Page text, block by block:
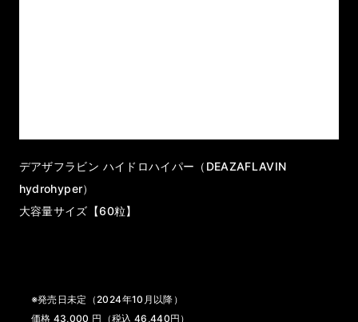
デアザフラビン ハイドロハイパー（DEAZAFLAVIN
hydrohyper）
大容量サイズ【60粒】
※発売日未定（2024年10月以降）
価格 43,000 円（税込 46,440円）